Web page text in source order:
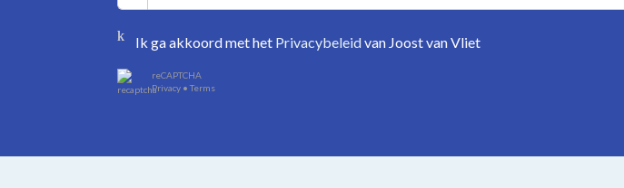
Ik ga akkoord met het Privacybeleidvan Joost van Vliet
reCAPTCHA
Privacy• Terms